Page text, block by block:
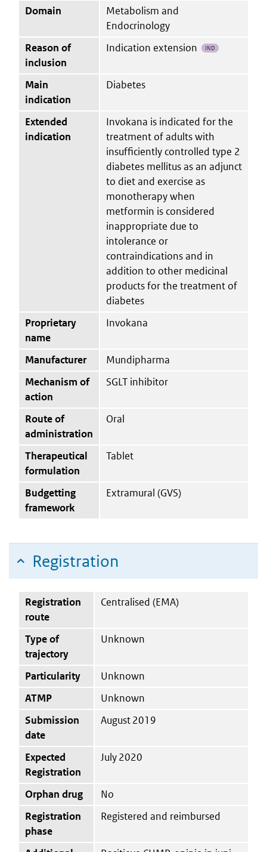
Domain
Metabolism and
Endocrinology
Reason of
inclusion
Indication extension IND
Main
indication
Diabetes
Extended
indication
Invokana is indicated for the
treatment of adults with
insufficiently controlled type 2
diabetes mellitus as an adjunct
to diet and exercise as
monotherapy when
metformin is considered
inappropriate due to
intolerance or
contraindications and in
addition to other medicinal
products for the treatment of
diabetes
Proprietary
name
Invokana
Manufacturer
Mundipharma
Mechanism of
action
SGLT inhibitor
Route of
administration
Oral
Therapeutical
formulation
Tablet
Budgetting
framework
Extramural (GVS)
Registration
Registration
route
Centralised (EMA)
Type of
trajectory
Unknown
Particularity
Unknown
ATMP
Unknown
Submission
date
August 2019
Expected
Registration
July 2020
Orphan drug
No
Registration
phase
Registered and reimbursed